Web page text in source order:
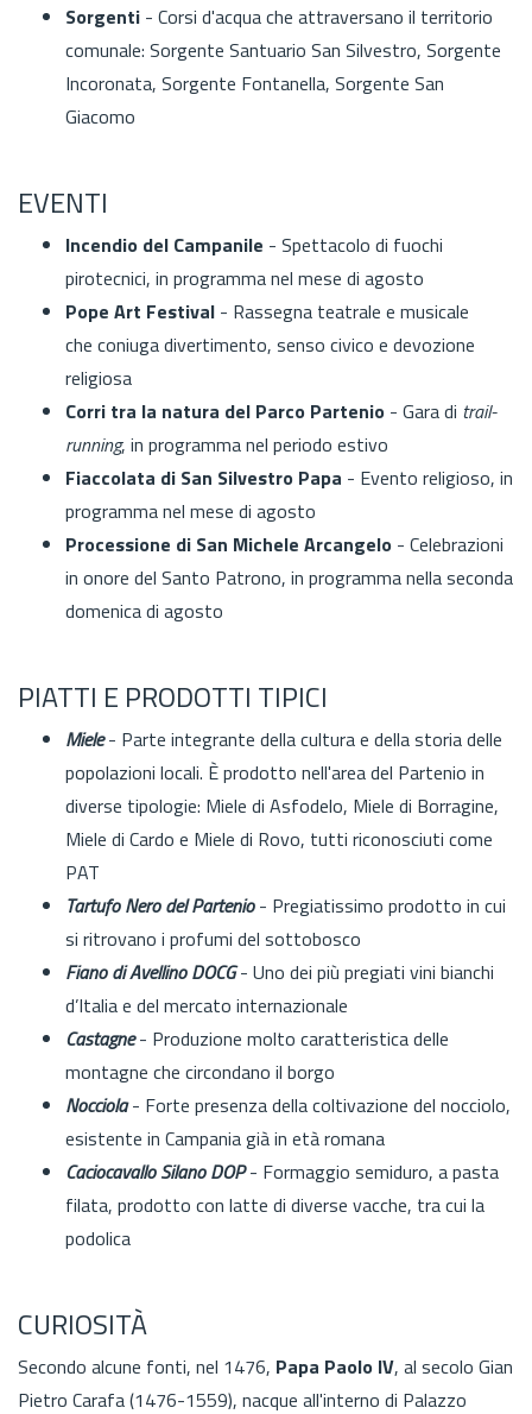
Sorgenti - Corsi d'acqua che attraversano il territorio
comunale: Sorgente Santuario San Silvestro, Sorgente
Incoronata, Sorgente Fontanella, Sorgente San
Giacomo
EVENTI
Incendio del Campanile - Spettacolo di fuochi
pirotecnici, in programma nel mese di agosto
Pope Art Festival - Rassegna teatrale e musicale
che coniuga divertimento, senso civico e devozione
religiosa
Corri tra la natura del Parco Partenio - Gara di trail-
running, in programma nel periodo estivo
Fiaccolata di San Silvestro Papa - Evento religioso, in
programma nel mese di agosto
Processione di San Michele Arcangelo - Celebrazioni
in onore del Santo Patrono, in programma nella seconda
domenica di agosto
PIATTI E PRODOTTI TIPICI
Miele- Parte integrante della cultura e della storia delle
popolazioni locali. È prodotto nell'area del Partenio in
diverse tipologie: Miele di Asfodelo, Miele di Borragine,
Miele di Cardo e Miele di Rovo, tutti riconosciuti come
PAT
Tartufo Nero del Partenio- Pregiatissimo prodotto in cui
si ritrovano i profumi del sottobosco
Fiano di Avellino DOCG - Uno dei più pregiati vini bianchi
d’Italia e del mercato internazionale
Castagne- Produzione molto caratteristica delle
montagne che circondano il borgo
Nocciola- Forte presenza della coltivazione del nocciolo,
esistente in Campania già in età romana
Caciocavallo Silano DOP- Formaggio semiduro, a pasta
filata, prodotto con latte di diverse vacche, tra cui la
podolica
CURIOSITÀ
Secondo alcune fonti, nel 1476, Papa Paolo IV, al secolo Gian
Pietro Carafa (1476-1559), nacque all'interno di Palazzo